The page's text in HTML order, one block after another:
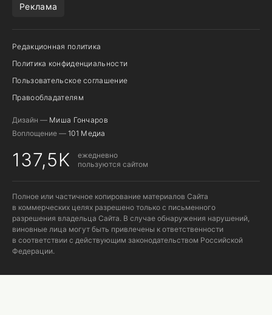
Реклама
Редакционная политика
Политика конфиденциальности
Пользовательское соглашение
Правообладателям
Дизайн — Миша Гончаров
Воплощение — 101 Медиа
137,5K
ежедневно
пользуются сайтом
Полное или частичное копирование материалов Сайта
в коммерческих целях разрешено только с письменного
разрешения владельца Сайта. В случае обнаружения нарушений,
виновные лица могут быть привлечены к ответственности
в соответствии с действующим законодательством Российской
Федерации.